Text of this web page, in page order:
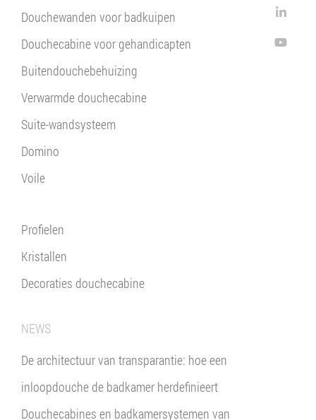
Douchewanden voor badkuipen
Douchecabine voor gehandicapten
Buitendouchebehuizing
Verwarmde douchecabine
Suite-wandsysteem
Domino
Voile
Profielen
Kristallen
Decoraties douchecabine
NEWS
De architectuur van transparantie: hoe een
inloopdouche de badkamer herdefinieert
Douchecabines en badkamersystemen van